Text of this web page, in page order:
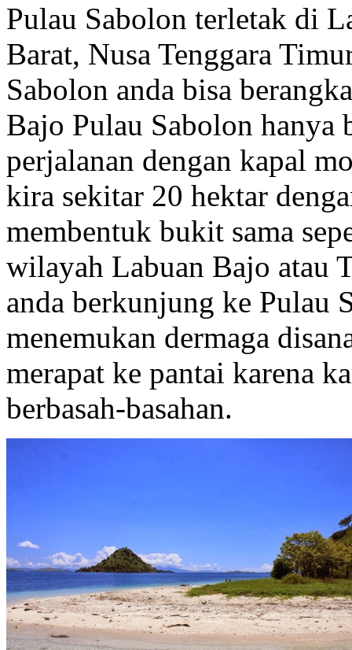
Pulau Sabolon terletak di
Barat, Nusa Tenggara
Sabolon anda bisa
Bajo Pulau Sabolon
perjalanan dengan kapal
kira sekitar 20 hektar
membentuk bukit sama
wilayah Labuan Bajo atau
anda berkunjung ke Pulau
menemukan dermaga
merapat ke pantai karena
berbasah-basahan.